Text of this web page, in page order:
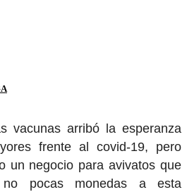
vacunas arribó la esperanza
frente al covid-19, pero
un negocio para avivatos que
pocas monedas a esta